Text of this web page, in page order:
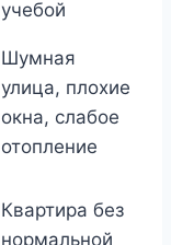
учебой
Шумная
улица, плохие
окна, слабое
отопление
Квартира без
нормальной